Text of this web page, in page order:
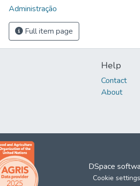
Administração
Full item page
Help
Contact
About
DSpace
Cookie settings